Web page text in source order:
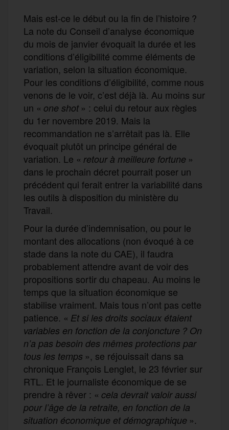
Mais est-ce le début ou la fin de l’histoire ?
La note du Conseil d’analyse économique
du mois de janvier évoquait la durée et les
conditions d’éligibilité comme éléments de
variation, selon la situation économique.
Pour les conditions d’éligibilité, comme nous
venons de le voir, c’est déjà là. Au moins sur
un « one shot » : celui du retour aux règles
du 1er novembre 2019. Mais la
recommandation ne s’arrêtait pas là. Elle
évoquait plutôt un principe général de
variation. Le « retour à meilleure fortune »
dans le prochain décret pourrait poser un
précédent qui ferait entrer la variabilité dans
les outils à disposition du ministère du
Travail.
Pour la durée d’indemnisation, ou pour le
montant des allocations (non évoqué à ce
stade dans la note du CAE), il faudra
probablement attendre avant de voir des
propositions sortir du chapeau. Au moins le
temps que la situation économique se
stabilise vraiment. Mais tous n’ont pas cette
patience. « Et si les droits sociaux étaient
variables en fonction de la conjoncture ? On
n’a pas besoin des mêmes protections par
tous les temps », se réjouissait dans sa
chronique François Lenglet, le 23 février sur
RTL. Et le journaliste économique de se
prendre à rêver : « cela devrait valoir aussi
pour l’âge de la retraite, en fonction de la
situation économique et démographique ».